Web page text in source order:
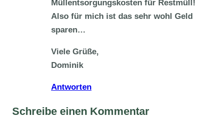
Müllentsorgungskosten für Restmüll!
Also für mich ist das sehr wohl Geld
sparen…
Viele Grüße,
Dominik
Antworten
Schreibe einen Kommentar